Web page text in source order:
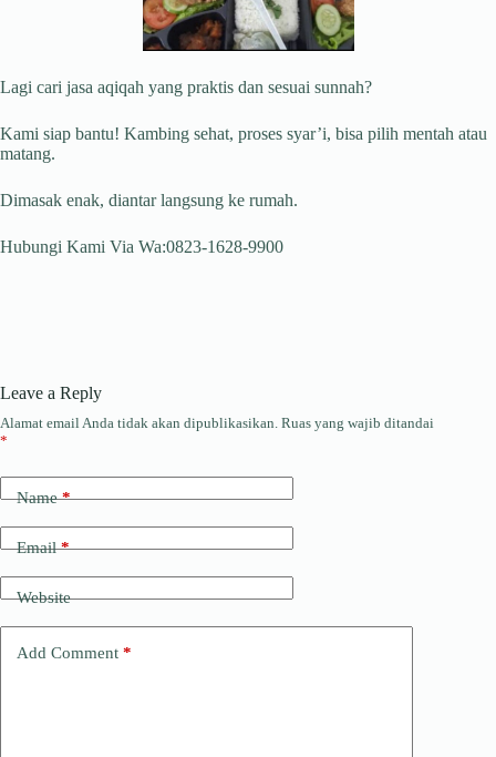
Lagi cari jasa aqiqah yang praktis dan sesuai sunnah?
Kami siap bantu! Kambing sehat, proses syar’i, bisa pilih mentah atau
matang.
Dimasak enak, diantar langsung ke rumah.
Hubungi Kami Via Wa:0823-1628-9900
Leave a Reply
Alamat email Anda tidak akan dipublikasikan. Ruas yang wajib ditandai
*
Name*
Email*
Website
Add Comment *